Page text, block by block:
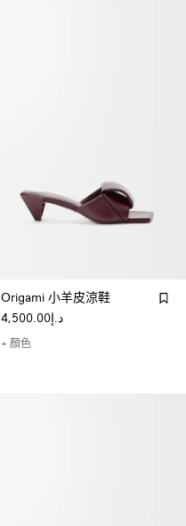
Origami 小羊皮涼鞋
د.إ4,500.00
+ 顏色